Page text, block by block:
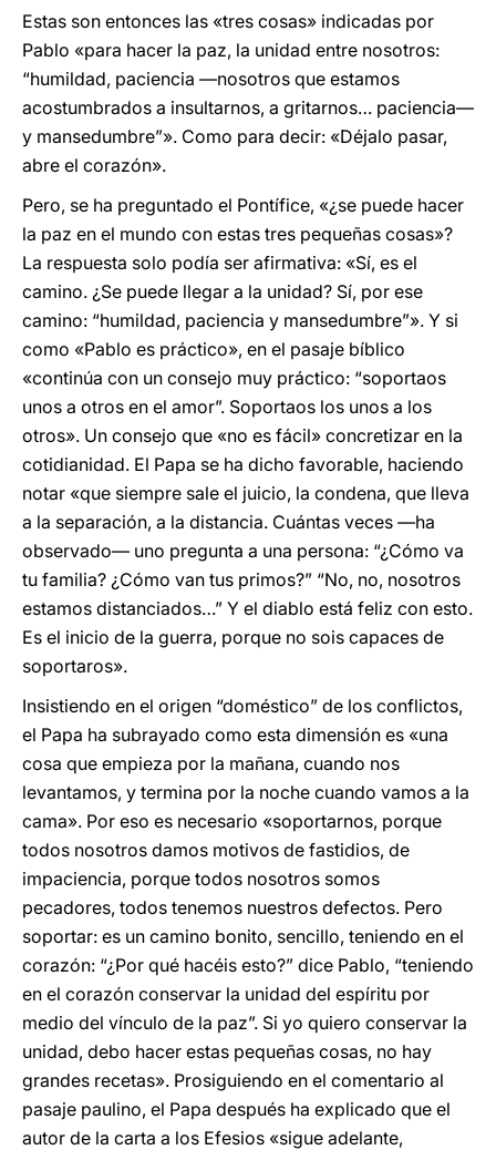
Estas son entonces las «tres cosas» indicadas por
Pablo «para hacer la paz, la unidad entre nosotros:
“humildad, paciencia —nosotros que estamos
acostumbrados a insultarnos, a gritarnos… paciencia—
y mansedumbre”». Como para decir: «Déjalo pasar,
abre el corazón».
Pero, se ha preguntado el Pontífice, «¿se puede hacer
la paz en el mundo con estas tres pequeñas cosas»?
La respuesta solo podía ser afirmativa: «Sí, es el
camino. ¿Se puede llegar a la unidad? Sí, por ese
camino: “humildad, paciencia y mansedumbre”». Y si
como «Pablo es práctico», en el pasaje bíblico
«continúa con un consejo muy práctico: “soportaos
unos a otros en el amor”. Soportaos los unos a los
otros». Un consejo que «no es fácil» concretizar en la
cotidianidad. El Papa se ha dicho favorable, haciendo
notar «que siempre sale el juicio, la condena, que lleva
a la separación, a la distancia. Cuántas veces —ha
observado— uno pregunta a una persona: “¿Cómo va
tu familia? ¿Cómo van tus primos?” “No, no, nosotros
estamos distanciados…” Y el diablo está feliz con esto.
Es el inicio de la guerra, porque no sois capaces de
soportaros».
Insistiendo en el origen “doméstico” de los conflictos,
el Papa ha subrayado como esta dimensión es «una
cosa que empieza por la mañana, cuando nos
levantamos, y termina por la noche cuando vamos a la
cama». Por eso es necesario «soportarnos, porque
todos nosotros damos motivos de fastidios, de
impaciencia, porque todos nosotros somos
pecadores, todos tenemos nuestros defectos. Pero
soportar: es un camino bonito, sencillo, teniendo en el
corazón: “¿Por qué hacéis esto?” dice Pablo, “teniendo
en el corazón conservar la unidad del espíritu por
medio del vínculo de la paz”. Si yo quiero conservar la
unidad, debo hacer estas pequeñas cosas, no hay
grandes recetas». Prosiguiendo en el comentario al
pasaje paulino, el Papa después ha explicado que el
autor de la carta a los Efesios «sigue adelante,